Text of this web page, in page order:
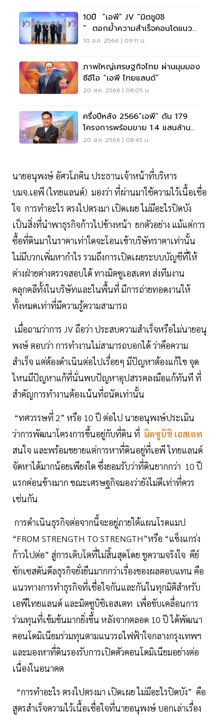
10ปี “เอพี” JV “มิตชูบิชิ
” ตอกย้ำความสำเร็จคอนโดแนว
รถไฟฟ้า แสนล้าน
10 ส.ค. 2566 | 09:11 น.
ภาพใหญ่เศรษฐกิจไทย ผ่านมุมมอง
ซีอีโอ “เอพี ไทยแลนด์”
20 ส.ค. 2566 | 08:05 น.
ครึ่งปีหลัง 2566“เอพี” ดัน 179
โครงการพร้อมขาย 1.4 แสนล้าน
เขย่าตลาด
20 ส.ค. 2566 | 08:45 น.
นายอนุพงษ์ อัศวโภคิน ประธานเจ้าหน้าที่บริหาร
บมจ.เอพี (ไทยแลนด์) มองว่า ที่ผ่านมาใช้ความไว้เนื้อเชื่อ
ใจ การทำอะไร ตรงไปตรงมา เปิดเผย ไม่มีอะไรปิดบัง
เป็นสิ่งที่นำพาธุรกิจก้าวไปข้างหน้า ยกตัวอย่าง แม้แต่การ
ซื้อที่ดินมาในราคาเท่าใดจะโอนเข้าบริษัทราคาเท่านั้น
ไม่มีบวกเพิ่มหากำไร รวมถึงการเปิดเผยระบบบัญชีที่ให้
ต่างฝ่ายต่างตรวจสอบได้ ทางมิตซูเอสเตท ส่งทีมงาน
คลุกคลีทั้งในบริษัทและในพื้นที่ มีการถ่ายทอดงานให้
ทั้งหมดเท่าที่มีความรู้ความสามารถ
เมื่อถามว่าการ JV ถือว่า ประสบความสำเร็จหรือไม่นายอนุ
พงษ์ ตอบว่า การทำงานไม่สามารถบอกได้ ว่าคือความ
สำเร็จ แต่ต้องดำเนินต่อไปเรื่อยๆ มีปัญหาต้องแก้ไข จุด
ไหนมีปัญหาแก้ที่นั่นพบปัญหาอุปสรรคลงมือแก้ทันที ที่
สำคัญการทำงานต้องเน้นที่ถนัดเท่านั้น
“ทศวรรษที่ 2” หรือ 10 ปี ต่อไป นายอนุพงษ์ประเมิน
ว่าการพัฒนาโครงการขึ้นอยู่กับที่ดิน ที่ มิตซูบิชิ เอสเตท
สนใจ และพร้อมขยายแต่การหาที่ดินอยู่ที่เอพี ไทยแลนด์
จัดหาได้มากน้อยเพียงใด ซึ่งยอมรับว่าที่ดินยากกว่า 10 ปี
แรกค่อนข้างมาก ขณะเศรษฐกิจมองว่ายังไม่ดีเท่าที่ควร
เช่นกัน
การดำเนินธุรกิจต่อจากนี้จะอยู่ภายใต้แผนโรดแมป
“FROM STRENGTH TO STRENGTH”หรือ “แข็งแกร่ง
ก้าวไปต่อ” สู่การเติบโตที่ไม่สิ้นสุดโดย ชูความจริงใจ คีย์
ซักเซสดันดีลธุรกิจยั่งยืนมากกว่าเรื่องของผลตอบแทน คือ
แนวทางการทำธุรกิจที่เชื่อใจกันและกันในทุกมิติสำหรับ
เอพีไทยแลนด์ และมิตซูบิชิเอสเตท เพื่อขับเคลื่อนการ
ร่วมทุนที่เข้มข้นมากยิ่งขึ้น หลังจากตลอด 10 ปี ได้พัฒนา
คอนโดมิเนียมร่วมทุนตามแนวรถไฟฟ้าใจกลางกรุงเทพฯ
และมองหาที่ดินรองรับการเปิดตัวคอนโดมิเนียมอย่างต่อ
เนื่องในอนาคต
“การทำอะไร ตรงไปตรงมา เปิดเผย ไม่มีอะไรปิดบัง” คือ
สูตรสำเร็จความไว้เนื้อเชื่อใจที่นายอนุพงษ์ บอกเล่าเรื่อง